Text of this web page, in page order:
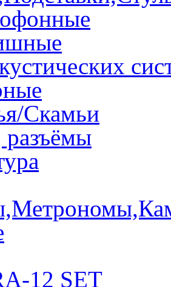
Скамьи
разъёмы